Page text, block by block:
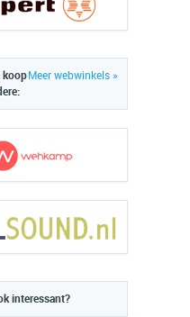
Meer webwinkels »
koop
interessant?